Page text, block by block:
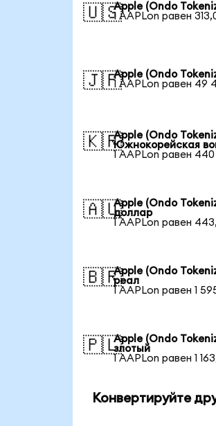
🇺🇸Apple (Ondo
1 AAPLon равен
🇯🇵Apple (Ondo
1 AAPLon равен 49
🇰🇷Apple (Ondo
Южнокорейская
1 AAPLon равен
🇦🇺Apple (Ondo
доллар
1 AAPLon равен
🇧🇷Apple (Ondo
реал
1 AAPLon равен 1
🇵🇱Apple (Ondo
злотый
1 AAPLon равен 1
Конвертируйте